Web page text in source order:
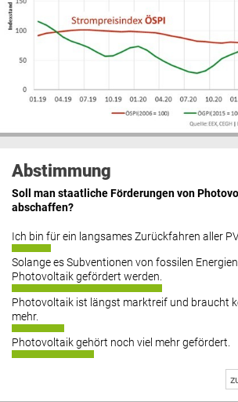
Abstimmung
Soll man staatliche Förderungen von
abschaffen?
Ich bin für ein langsames Zurückfahren aller
Solange es Subventionen von fossilen
Photovoltaik gefördert werden.
Photovoltaik ist längst marktreif und braucht
mehr.
Photovoltaik gehört noch viel mehr gefördert.